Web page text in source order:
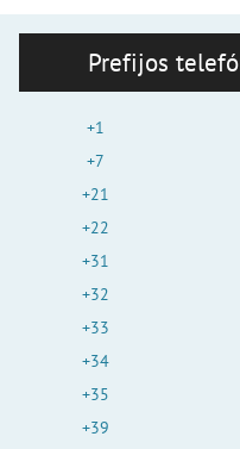
Prefijos
+1
+7
+21
+22
+31
+32
+33
+34
+35
+39